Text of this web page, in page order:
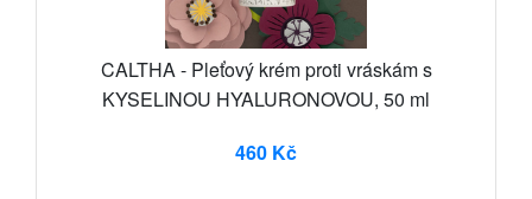
CALTHA - Pleťový krém proti vráskám s
KYSELINOU HYALURONOVOU, 50 ml
460 Kč